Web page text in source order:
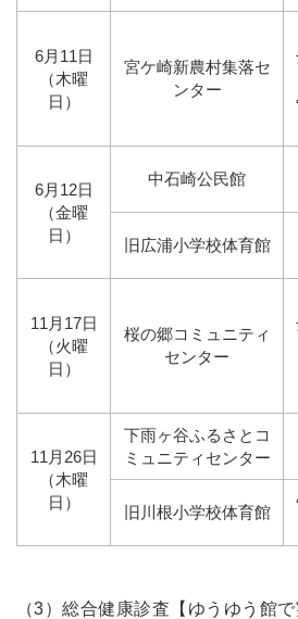
6月11日
（木曜
日）
宮ケ崎新農村集落セ
ンター
6月12日
（金曜
日）
中石崎公民館
旧広浦小学校体育館
11月17日
（火曜
日）
桜の郷コミュニティ
センター
11月26日
（木曜
日）
下雨ヶ谷ふるさとコ
ミュニティセンター
旧川根小学校体育館
（3）総合健康診査【ゆうゆう館で